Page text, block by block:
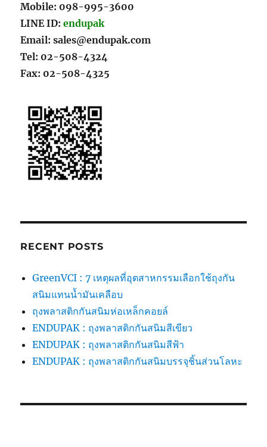
Mobile: 098-995-3600
LINE ID:endupak
Email: sales@endupak.com
Tel: 02-508-4324
Fax: 02-508-4325
RECENT POSTS
GreenVCI : 7 เหตุผลที่อุตสาหกรรมเลือกใช้ถุงกัน
สนิมแทนน้ำมันเคลือบ
ถุงพลาสติกกันสนิมห่อเหล็กคอยล์
ENDUPAK : ถุงพลาสติกกันสนิมสีเขียว
ENDUPAK : ถุงพลาสติกกันสนิมสีฟ้า
ENDUPAK : ถุงพลาสติกกันสนิมบรรจุชิ้นส่วนโลหะ